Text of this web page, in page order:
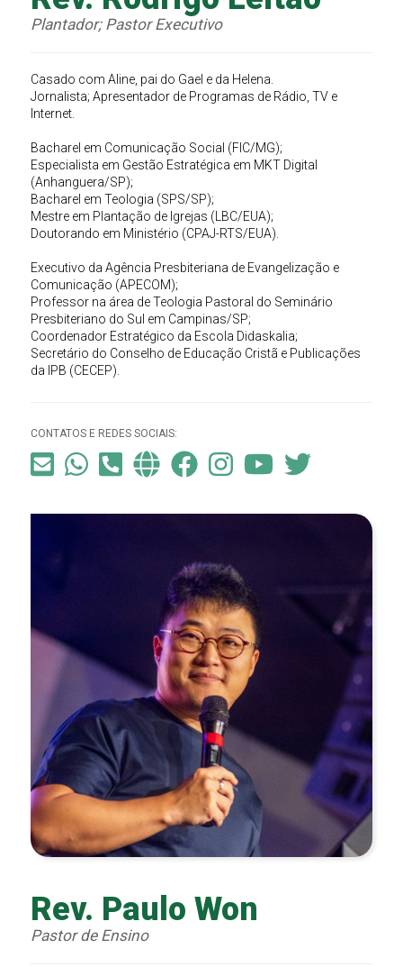
Plantador; Pastor Executivo
Casado com Aline, pai do Gael e da Helena.
Jornalista; Apresentador de Programas de Rádio, TV e
Internet.
Bacharel em Comunicação Social (FIC/MG);
Especialista em Gestão Estratégica em MKT Digital
(Anhanguera/SP);
Bacharel em Teologia (SPS/SP);
Mestre em Plantação de Igrejas (LBC/EUA);
Doutorando em Ministério (CPAJ-RTS/EUA).
Executivo da Agência Presbiteriana de Evangelização e
Comunicação (APECOM);
Professor na área de Teologia Pastoral do Seminário
Presbiteriano do Sul em Campinas/SP;
Coordenador Estratégico da Escola Didaskalia;
Secretário do Conselho de Educação Cristã e Publicações
da IPB (CECEP).
CONTATOS E REDES SOCIAIS:
Rev. Paulo Won
Pastor de Ensino